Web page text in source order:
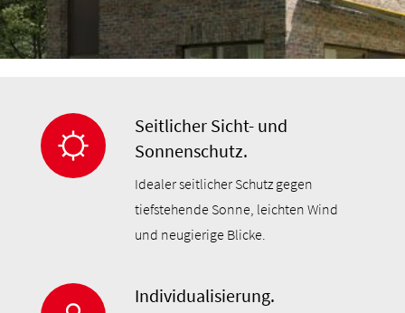
Seitlicher Sicht- und
Sonnenschutz.
Idealer seitlicher Schutz gegen
tiefstehende Sonne, leichten Wind
und neugierige Blicke.
Individualisierung.